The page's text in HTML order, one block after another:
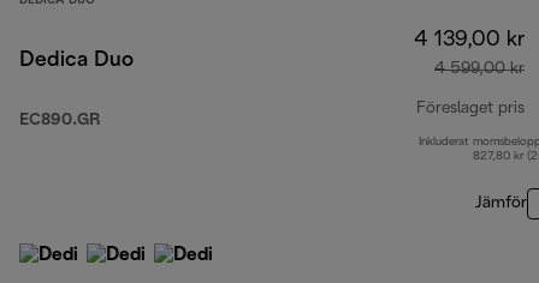
Dedica Duo
EC890.GR
4 139,00 kr
4 599,00 kr
Föreslaget pris
Inkluderat
827,80 kr
Jämför